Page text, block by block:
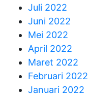
Juli 2022
Juni 2022
Mei 2022
April 2022
Maret 2022
Februari 2022
Januari 2022